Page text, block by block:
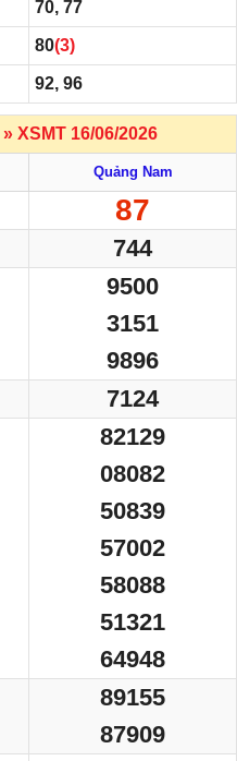
70, 77
80(3)
92, 96
» XSMT 16/06/2026
Quảng Nam
87
744
9500
3151
9896
7124
82129
08082
50839
57002
58088
51321
64948
89155
87909